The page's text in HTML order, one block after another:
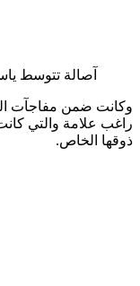
آصالة تتوسط
وكانت ضمن مفاجآت
راغب علامة والتي
ذوقها الخاص.